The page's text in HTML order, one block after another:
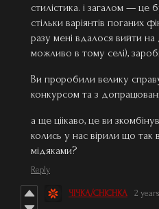
стилістика. і загалом — це
стільки варіянтів поганих
разу мені вдалося вийти
можливо в тому селі),
Ви проробили велику
конкурсом та з
а ще ціікаво, це ви
колись у нас вірили що так
мідяками?
Reply
ЧІЧКА/CHICHKA 2